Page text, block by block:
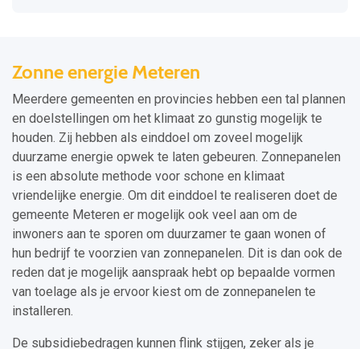
Zonne energie Meteren
Meerdere gemeenten en provincies hebben een tal plannen
en doelstellingen om het klimaat zo gunstig mogelijk te
houden. Zij hebben als einddoel om zoveel mogelijk
duurzame energie opwek te laten gebeuren. Zonnepanelen
is een absolute methode voor schone en klimaat
vriendelijke energie. Om dit einddoel te realiseren doet de
gemeente Meteren er mogelijk ook veel aan om de
inwoners aan te sporen om duurzamer te gaan wonen of
hun bedrijf te voorzien van zonnepanelen. Dit is dan ook de
reden dat je mogelijk aanspraak hebt op bepaalde vormen
van toelage als je ervoor kiest om de zonnepanelen te
installeren.
De subsidiebedragen kunnen flink stijgen, zeker als je